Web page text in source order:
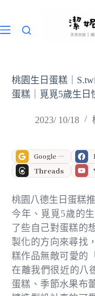
主
桃園生日蛋糕｜
蛋糕｜覓覓5歲生日
2023/ 10/18
Google 偏好來源
Threads
桃園八德生日蛋糕
今年、覓覓5歲的
了些自己對蛋糕的
製化的方向來尋找
糕作品無敵可愛的「
在離我們很近的八
蛋糕、季節水果布